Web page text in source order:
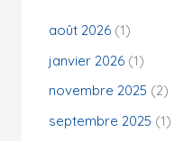
c
h
août 2026 (1)
janvier 2026 (1)
novembre 2025 (2)
septembre 2025 (1)